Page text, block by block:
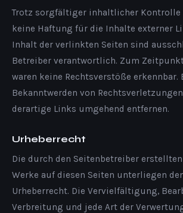
Trotz sorgfältiger inhaltlicher Kontrolle
keine Haftung für die Inhalte externer
Inhalt der verlinkten Seiten sind
Betreiber verantwortlich. Zum
waren keine Rechtsverstöße erkennbar.
Bekanntwerden von
derartige Links umgehend entfernen.
Urheberrecht
Die durch den Seitenbetreiber
Werke auf diesen Seiten unterliegen
Urheberrecht. Die Vervielfältigung,
Verbreitung und jede Art der